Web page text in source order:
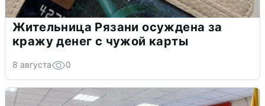
Жительница Рязани осуждена за
кражу денег с чужой карты
8 августа 0